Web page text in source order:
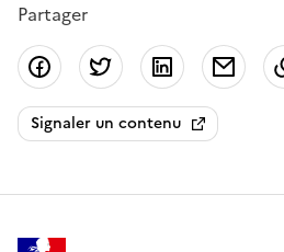
Partager
Partager sur Facebook
Partager sur
Partager
Signaler un contenu